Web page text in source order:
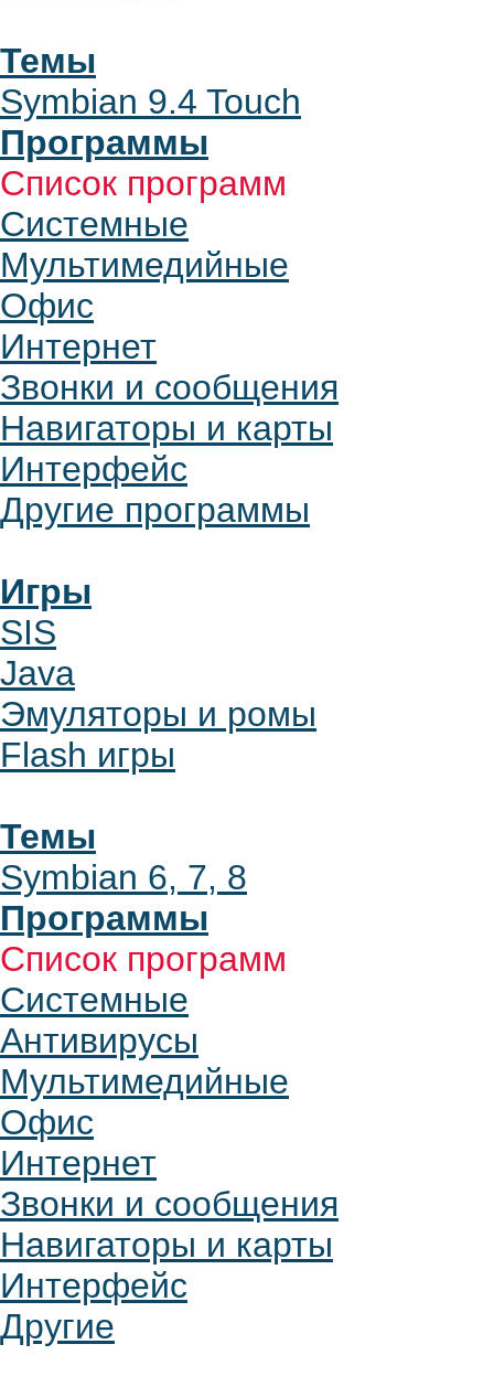
Темы
Symbian 9.4 Touch
Программы
Список программ
Системные
Мультимедийные
Офис
Интернет
Звонки и сообщения
Навигаторы и карты
Интерфейс
Другие программы
Игры
SIS
Java
Эмуляторы и ромы
Flash игры
Темы
Symbian 6, 7, 8
Программы
Список программ
Системные
Антивирусы
Мультимедийные
Офис
Интернет
Звонки и сообщения
Навигаторы и карты
Интерфейс
Другие